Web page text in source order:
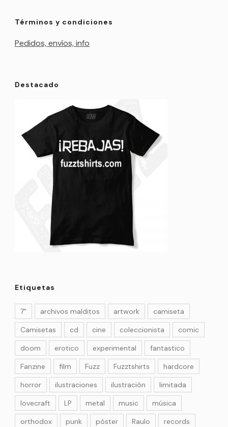
Términos y condiciones
Pedidos, envíos, info
Destacado
Etiquetas
7" archivos malditos artwork
camiseta
Camisetas
cd cine coleccionista
comic
doom
erotico experimental
fantastico
Fanzine
film Fuzz Fuzztshirts
hardcore
horror
ilustraciones ilustración
limitada
lovecraft
LP metal music
música
orthodox
punk póster Raulo records